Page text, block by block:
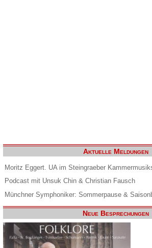
Aktuelle Meldungen
Moritz Eggert. UA im Steingraeber
Podcast mit Unsuk Chin & Christian Fausch
Münchner Symphoniker: Sommerpause &
Neue Besprechungen